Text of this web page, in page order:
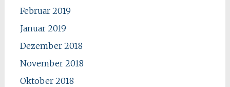
Februar 2019
Januar 2019
Dezember 2018
November 2018
Oktober 2018